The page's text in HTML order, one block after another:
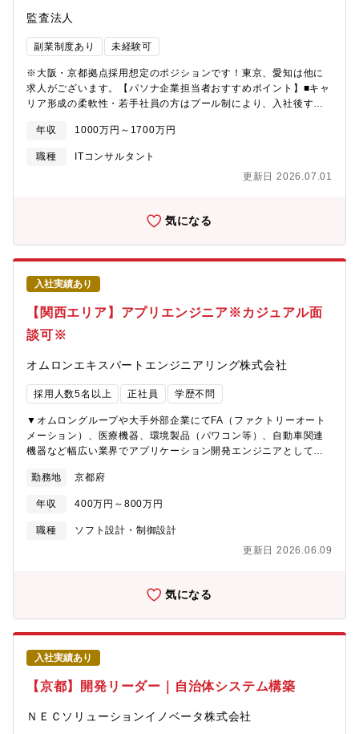
各店舗がそれぞれの地域を「地元」とする地域に根ざした活動を
展開しております。【事業の強み】・預金、譲渡性預金…これま
での歴史から、挑戦し続けることにより、全国の地銀トップ10に
以上新設し、全国174ヶ所とネットワークを拡充しています。・連
結自己資本比率…国内基準12.56％と、法令に定められている健全
な基準である4％を大きく上回っています。・格付け…安全性、健
全性を示す格付けランクで、株式会社格付投資情報センターA、ス
います。【現在の挑戦】京都府は、都道府県内企業に占める創業
100年を超える老舗企業の割合が全国トップクラスであると同時
客様と共に成長し、名だたる京都企業からの良質な配当金収入も
す。当行の一番の強みはリスクに対応し得る強固な財政基盤であ
り、銀行に求められる役割が多様に変化する中でお客様に多様な
ソリューションをご提案するべく、新たな挑戦を起こしていきま
す。2023年10月に京都フィナンシャルグループを設立し、既存グ
ループ会社の事業再構築や新しい事業会社の設立、さらに他社の
発揮を目指して、新たな挑戦を続けています【定年】定年60歳
舗削減のイメージもあるかと思いますが当行はお客様の接点は非
常に重要であるとらえており、中途採用も積極的に継続して参り
ます。バンカーとして腰を据えて長く働きたい方是非応募下さ
い。【中途採用比率】銀行経験者に限らず、様々な経験を有する
多様な人財の採用に向けて、経験者採用を積極的に実施してきて
おり、採用者に占める比率は、2024年度に20％となっていま
（2025年6月2日公表）【教育制度/資格補助】各種社内研修（階
するお客様のニーズに的確にお答えするべく様々な資格取得を奨
都銀行金融大学校」
監査法人
副業制度あり 未経験可
※大阪・京都拠点採用想定のポジションです！東京、愛知は他に
求人がございます。【パソナ企業担当者おすすめポイント】■キャ
リア形成の柔軟性・若手社員の方はプール制により、入社後すぐ
験しながらご自身の興味や適性を見極めていただけます。・サイ
バーセキュリティ、クラウド、AI、データガバナンスなど、IT・
デジタルリスク領域における専門性を深めていただける環境が整
っております。■柔軟な働き方を実現・東名阪近郊エリアにお住ま
駐型のプロジェクトが中心で、クライアント先への常駐は基本的
ャリアを通じて、ディレクターやシニアマネージャークラスを始
様との会食機会など、現場のリアルな情報を直接お聞きいただけ
ぜひお気軽にご相談ください。選考プロセスや面接対策について
も、丁寧にサポートさせていただきます。【ポジションについ
ジャー～シニアマネージャークラス【RA部について】同社の経
ィ&プライバシーやAIをはじめとしたデジタル・システムに関する
野における「信頼の空白」に対応し、「日本の未来に、あらたな
信頼を」築く専門家集団です。【ミッション】マネージャー、シ
ニアマネージャークラスの方には、若手のメンバーのリードとし
中核メンバーとして、特定領域においてチームのリードやアカウ
ントの拡大を担っていただきたいです。【サービス内容】IT・デ
ク対応に至るまで、幅広いトラストサービスを提供しておりま
す。■システム・プロセス保証業務・会計監査の一環で実施するIT
リティ・サイバー攻撃の防御、検知、対応に必要な組織、技術、
や先進事例の調査・助言■IT・DXガバナンス・ITの効果的な活用
やDX推進に伴うリスクを管理・監督するための枠組みの構築支
援・大規模インシデントの発生時の検証、再発防止策定支援■クラ
ウドコンピューティング・クラウド活用に必要な管理基準・規定
の整備やクラウドセキュリティ診断・クラウドプロバイダーへの
に応じたプライバシー規制対応や情報管理の枠組みの構築支援・
年収 1000万円～1700万円
職種
ITコンサルタント
更新日 2026.07.01
気になる
入社実績あり
【関西エリア】アプリエンジニア※カジュアル面
談可※
オムロンエキスパートエンジニアリング株式会社
採用人数5名以上 正社員 学歴不問
▼オムロングループや大手外部企業にてFA（ファクトリーオート
メーション）、医療機器、環境製品（パワコン等）、自動車関連
機器など幅広い業界でアプリケーション開発エンジニアとして技
設計、コーディング、プログラミング等などをご担当いただく予
定です。配属後もオムロングループで管理職経験のあるエンジニ
アから技術面でのお困りごとやキャリアについて3か月に1回面談
等、サポート体制も充実しています。 ※ご経験及びご希望にあ
プラットフォームのWEBアプリ開発・工場IoT化、データ収集（セ
たは Kotlin を用いたHMIアプリケーション実装・音響機器向けモ
バイルアプリ開発・物流倉庫自動化に向けたリモート制御アプリ
ケーションの仕様検討～実際の開発・検証・分析計測機器のテス
ト解析支援アプリ開発・検査装置からデータを集計するアプリ
（WindowsC＃、WPF）の設計、設計変更・製造業向けデータ中
継システム構築・医療検査装置のアプリケーション開発（C++）
基本設計～開発～テスト・パッケージ製品の地図情報Webアプリ
ケーションのカスタマイズ設計など、製品や製造業に近い領域の
開発テーマが多くあります。※上記のプロジェクトはあくまでも
一例です。【魅力】オムロングループの技術パートナーとして、
勤務地 京都府
年収 400万円～800万円
職種
ソフト設計・制御設計
更新日 2026.06.09
気になる
入社実績あり
【京都】開発リーダー｜自治体システム構築
ＮＥＣソリューションイノベータ株式会社